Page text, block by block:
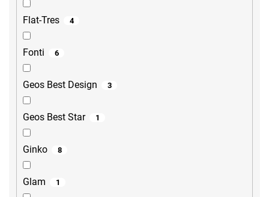
Flat-Tres 4
Fonti 6
Geos Best Design 3
Geos Best Star 1
Ginko 8
Glam 1